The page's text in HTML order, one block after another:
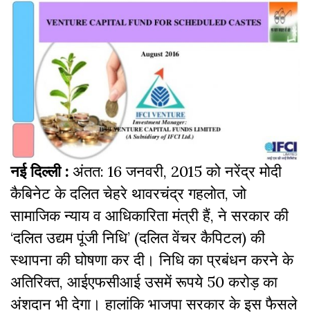
नई दिल्ली : अंतत: 16 जनवरी, 2015 को नरेंद्र मोदी
कैबिनेट के दलित चेहरे थावरचंद्र गहलोत, जो
सामाजिक न्याय व आधिकारिता मंत्री हैं, ने सरकार की
‘दलित उद्यम पूंजी निधि’ (दलित वेंचर कैपिटल) की
स्थापना की घोषणा कर दी। निधि का प्रबंधन करने के
अतिरिक्त, आईएफसीआई उसमें रूपये 50 करोड़ का
अंशदान भी देगा। हालांकि भाजपा सरकार के इस फैसले